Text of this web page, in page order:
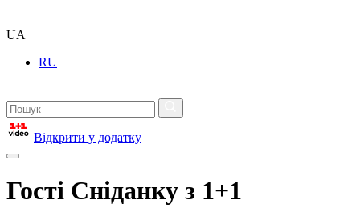
UA
RU
Відкрити у додатку
Гості Сніданку з 1+1